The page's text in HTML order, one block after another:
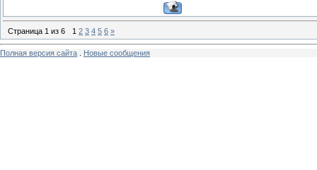
Страница 1 из 6 1 2 3 4 5 6 »
Полная версия сайта Новые сообщения